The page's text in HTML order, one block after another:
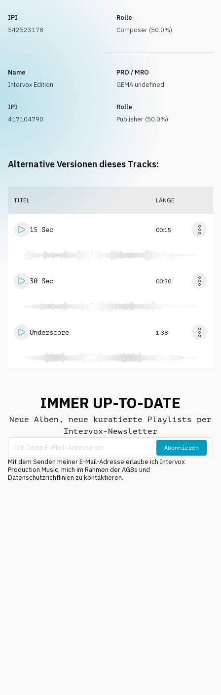
IPI
542523178
Rolle
Composer (50.0%)
Name
Intervox Edition
PRO / MRO
GEMA undefined
IPI
417104790
Rolle
Publisher (50.0%)
Alternative Versionen dieses Tracks:
TITEL LÄNGE
15 Sec 00:15
30 Sec 00:30
Underscore 1:38
IMMER UP-TO-DATE
Neue Alben, neue kuratierte Playlists per
Intervox-Newsletter
Abonnieren
Mit dem Senden meiner E-Mail-Adresse erlaube ich Intervox
Production Music, mich im Rahmen der AGBs und
Datenschutzrichtlinien zu kontaktieren.